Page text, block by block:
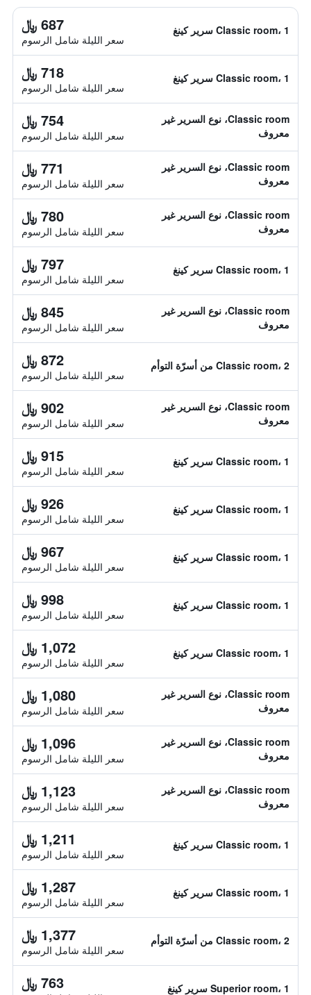
Classic room، 1 سرير كينغ 687 ﷼
سعر الليلة شامل الرسوم
Classic room، 1 سرير كينغ 718 ﷼
سعر الليلة شامل الرسوم
Classic room، نوع السرير غير
معروف
754 ﷼
سعر الليلة شامل الرسوم
Classic room، نوع السرير غير
معروف
771 ﷼
سعر الليلة شامل الرسوم
Classic room، نوع السرير غير
معروف
780 ﷼
سعر الليلة شامل الرسوم
Classic room، 1 سرير كينغ 797 ﷼
سعر الليلة شامل الرسوم
Classic room، نوع السرير غير
معروف
845 ﷼
سعر الليلة شامل الرسوم
Classic room، 2 من أسرّة التوأم 872 ﷼
سعر الليلة شامل الرسوم
Classic room، نوع السرير غير
معروف
902 ﷼
سعر الليلة شامل الرسوم
Classic room، 1 سرير كينغ 915 ﷼
سعر الليلة شامل الرسوم
Classic room، 1 سرير كينغ 926 ﷼
سعر الليلة شامل الرسوم
Classic room، 1 سرير كينغ 967 ﷼
سعر الليلة شامل الرسوم
Classic room، 1 سرير كينغ 998 ﷼
سعر الليلة شامل الرسوم
Classic room، 1 سرير كينغ 1,072 ﷼
سعر الليلة شامل الرسوم
Classic room، نوع السرير غير
معروف
1,080 ﷼
سعر الليلة شامل الرسوم
Classic room، نوع السرير غير
معروف
1,096 ﷼
سعر الليلة شامل الرسوم
Classic room، نوع السرير غير
معروف
1,123 ﷼
سعر الليلة شامل الرسوم
Classic room، 1 سرير كينغ 1,211 ﷼
سعر الليلة شامل الرسوم
Classic room، 1 سرير كينغ 1,287 ﷼
سعر الليلة شامل الرسوم
Classic room، 2 من أسرّة التوأم 1,377 ﷼
سعر الليلة شامل الرسوم
Superior room، 1 سرير كينغ 763 ﷼